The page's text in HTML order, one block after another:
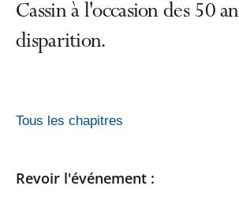
Cassin à l'occasion des 50
disparition.
Tous les chapitres
Revoir l'événement :